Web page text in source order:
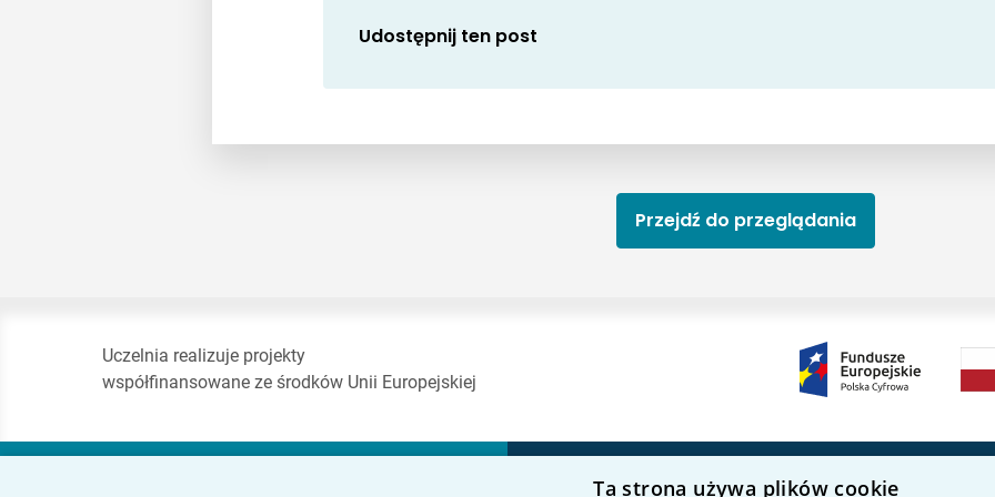
Udostępnij ten post
Przejdź do przeglądania
Uczelnia realizuje projekty
współfinansowane ze środków Unii Europejskiej
Ta strona używa plików cookie